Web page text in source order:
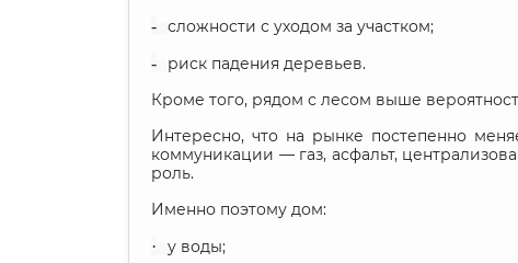
- сложности с уходом за участком;
-
риск падения деревьев.
Кроме того, рядом с лесом выше
Интересно, что на рынке постепенно
коммуникации — газ, асфальт,
роль.
Именно поэтому дом:
· у воды;